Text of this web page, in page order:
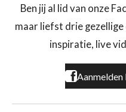
b
o
k
Ben jij al lid van onze
maar liefst drie
inspiratie, live